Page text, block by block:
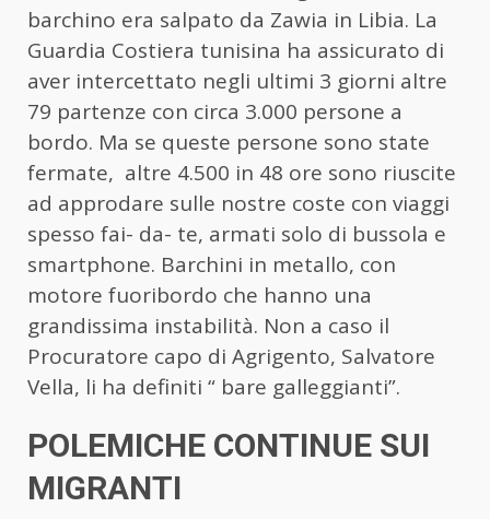
barchino era salpato da Zawia in Libia. La
Guardia Costiera tunisina ha assicurato di
aver intercettato negli ultimi 3 giorni altre
79 partenze con circa 3.000 persone a
bordo. Ma se queste persone sono state
fermate, altre 4.500 in 48 ore sono riuscite
ad approdare sulle nostre coste con viaggi
spesso fai- da- te, armati solo di bussola e
smartphone. Barchini in metallo, con
motore fuoribordo che hanno una
grandissima instabilità. Non a caso il
Procuratore capo di Agrigento, Salvatore
Vella, li ha definiti “ bare galleggianti”.
POLEMICHE CONTINUE SUI
MIGRANTI